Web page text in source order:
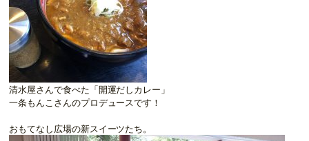
清水屋さんで食べた「開運だしカレー」
一条もんこさんのプロデュースです！
おもてなし広場の新スイーツたち。